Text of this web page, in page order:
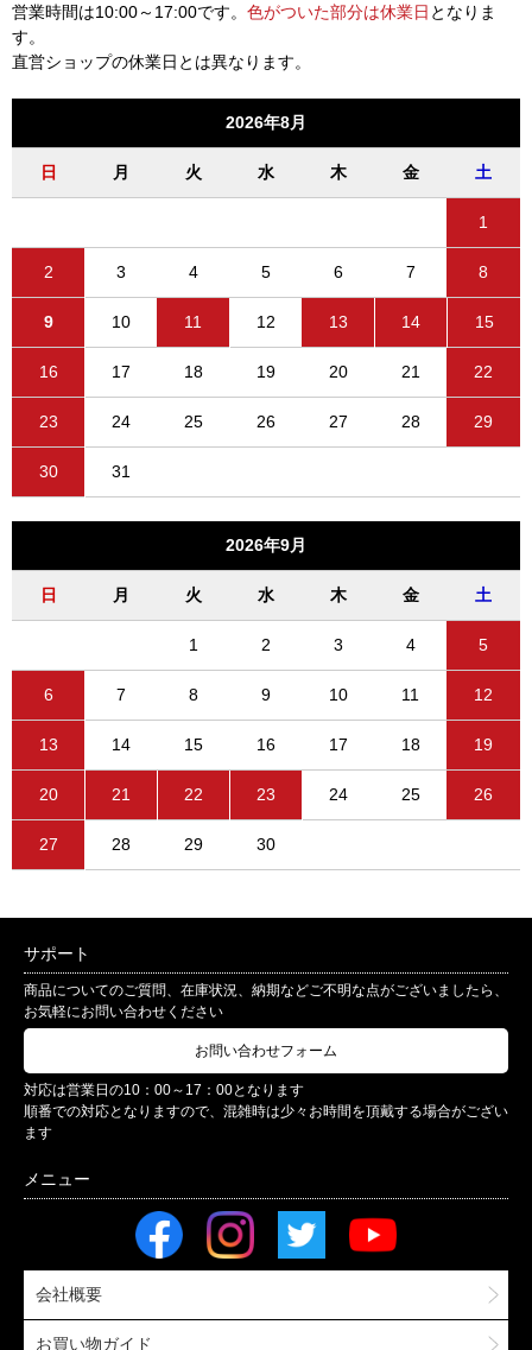
営業時間は10:00～17:00です。 色がついた部分は休業日 となりま
す。
直営ショップの休業日とは異なります。
2026年8月
日 月 火 水 木 金 土
1
2 3 4 5 6 7 8
9 10 11 12 13 14 15
16 17 18 19 20 21 22
23 24 25 26 27 28 29
30 31
2026年9月
日 月 火 水 木 金 土
1 2 3 4 5
6 7 8 9 10 11 12
13 14 15 16 17 18 19
20 21 22 23 24 25 26
27 28 29 30
サポート
商品についてのご質問、在庫状況、納期などご不明な点がございましたら、
お気軽にお問い合わせください
お問い合わせフォーム
対応は営業日の10：00～17：00となります
順番での対応となりますので、混雑時は少々お時間を頂戴する場合がござい
ます
会社概要
お買い物ガイド